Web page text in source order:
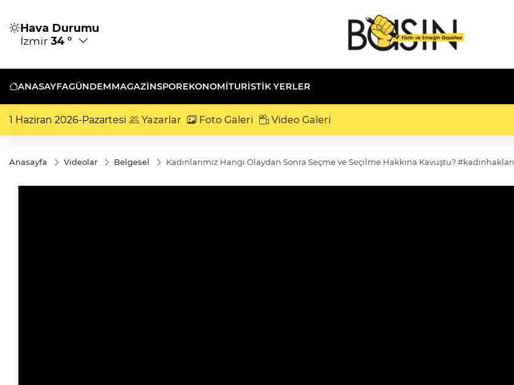
Hava Durumu
İzmir 34 °
ANASAYFAGÜNDEMMAGAZİNSPOREKONOMİTURISTIK YERLER
1 Haziran 2026-Pazartesi Yazarlar Foto Galeri Video Galeri
Anasayfa Videolar Belgesel Kadınlarımız Hangi Olaydan Sonra Seçme ve Seçilme Hakkına Kavuştu? #kadınhakları